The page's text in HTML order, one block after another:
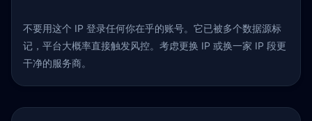
不要用这个 IP 登录任何你在乎的账号。它已被多个数据源标
记，平台大概率直接触发风控。考虑更换 IP 或换一家 IP 段更
干净的服务商。